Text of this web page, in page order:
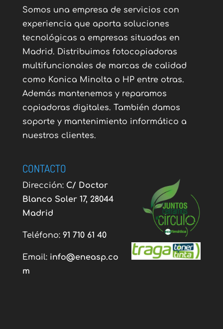
Somos una empresa de servicios con
experiencia que aporta soluciones
tecnológicas a empresas situadas en
Madrid. Distribuimos fotocopiadoras
multifuncionales de marcas de calidad
como Konica Minolta o HP entre otras.
Además mantenemos y reparamos
copiadoras digitales. También damos
soporte y mantenimiento informático a
nuestros clientes.
CONTACTO
Dirección: C/ Doctor
Blanco Soler 17, 28044
Madrid
Teléfono: 91 710 61 40
Email: info@eneasp.co
m